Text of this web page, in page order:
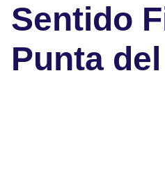
Sentido
Punta